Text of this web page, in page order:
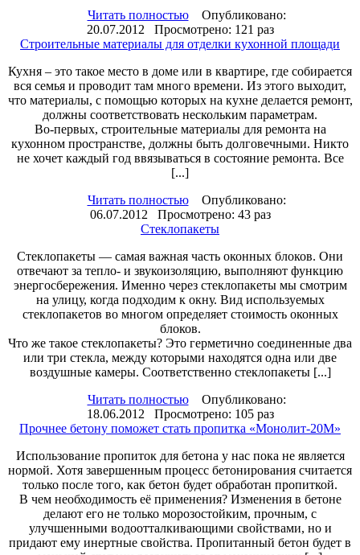
Читать полностьюОпубликовано:
20.07.2012 Просмотрено: 121 раз
Строительные материалы для отделки кухонной площади
Кухня – это такое место в доме или в квартире, где собирается
вся семья и проводит там много времени. Из этого выходит,
что материалы, с помощью которых на кухне делается ремонт,
должны соответствовать нескольким параметрам.
Во-первых, строительные материалы для ремонта на
кухонном пространстве, должны быть долговечными. Никто
не хочет каждый год ввязываться в состояние ремонта. Все
[...]
Читать полностьюОпубликовано:
06.07.2012 Просмотрено: 43 раз
Стеклопакеты
Стеклопакеты — самая важная часть оконных блоков. Они
отвечают за тепло- и звукоизоляцию, выполняют функцию
энергосбережения. Именно через стеклопакеты мы смотрим
на улицу, когда подходим к окну. Вид используемых
стеклопакетов во многом определяет стоимость оконных
блоков.
Что же такое стеклопакеты? Это герметично соединенные два
или три стекла, между которыми находятся одна или две
воздушные камеры. Соответственно стеклопакеты [...]
Читать полностьюОпубликовано:
18.06.2012 Просмотрено: 105 раз
Прочнее бетону поможет стать пропитка «Монолит-20М»
Использование пропиток для бетона у нас пока не является
нормой. Хотя завершенным процесс бетонирования считается
только после того, как бетон будет обработан пропиткой.
В чем необходимость её применения? Изменения в бетоне
делают его не только морозостойким, прочным, с
улучшенными водоотталкивающими свойствами, но и
придают ему инертные свойства. Пропитанный бетон будет в